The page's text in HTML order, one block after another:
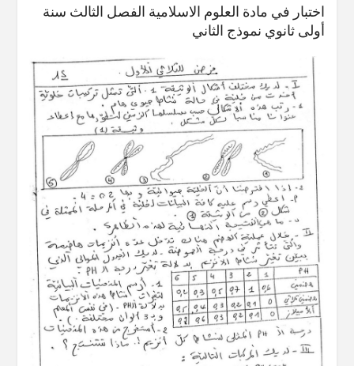
اختبار في مادة العلوم الاسلامية الفصل الثالث سنة
أولى ثانوي نموذج الثاني